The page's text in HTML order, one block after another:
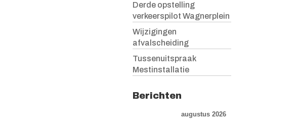
Derde opstelling
verkeerspilot Wagnerplein
Wijzigingen
afvalscheiding
Tussenuitspraak
Mestinstallatie
Berichten
augustus 2026